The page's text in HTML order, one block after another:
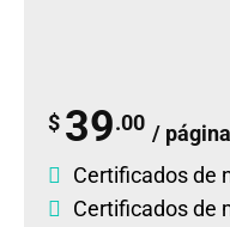
$ 39.00 / página
Certificados de
Certificados de